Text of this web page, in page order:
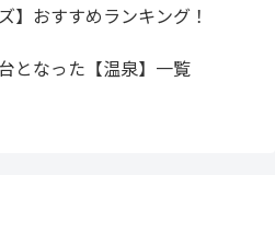
】おすすめランキング！
となった【温泉】一覧